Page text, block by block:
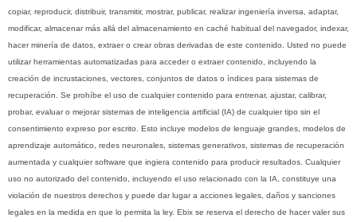
copiar, reproducir, distribuir, transmitir, mostrar, publicar, realizar ingeniería inversa, adaptar,
modificar, almacenar más allá del almacenamiento en caché habitual del navegador, indexar,
hacer minería de datos, extraer o crear obras derivadas de este contenido. Usted no puede
utilizar herramientas automatizadas para acceder o extraer contenido, incluyendo la
creación de incrustaciones, vectores, conjuntos de datos o índices para sistemas de
recuperación. Se prohíbe el uso de cualquier contenido para entrenar, ajustar, calibrar,
probar, evaluar o mejorar sistemas de inteligencia artificial (IA) de cualquier tipo sin el
consentimiento expreso por escrito. Esto incluye modelos de lenguaje grandes, modelos de
aprendizaje automático, redes neuronales, sistemas generativos, sistemas de recuperación
aumentada y cualquier software que ingiera contenido para producir resultados. Cualquier
uso no autorizado del contenido, incluyendo el uso relacionado con la IA, constituye una
violación de nuestros derechos y puede dar lugar a acciones legales, daños y sanciones
legales en la medida en que lo permita la ley. Ebix se reserva el derecho de hacer valer sus